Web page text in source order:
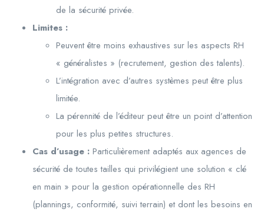
de la sécurité privée.
Limites :
Peuvent être moins exhaustives sur les aspects RH
« généralistes » (recrutement, gestion des talents).
L’intégration avec d’autres systèmes peut être plus
limitée.
La pérennité de l’éditeur peut être un point d’attention
pour les plus petites structures.
Cas d’usage : Particulièrement adaptés aux agences de
sécurité de toutes tailles qui privilégient une solution « clé
en main » pour la gestion opérationnelle des RH
(plannings, conformité, suivi terrain) et dont les besoins en